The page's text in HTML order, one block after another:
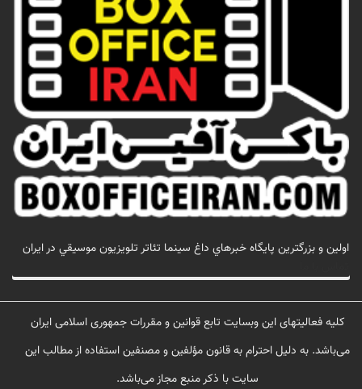
اولين و بزرگترين پايگاه خبرهاي داغ سينما تئاتر تلويزيون موسيقي در ايران
کلیه فعالیتهای این وبسایت تابع قوانین و مقررات جمهوری اسلامی ایران
می‌باشد. به دلیل احترام به قانون مؤلفین و مصنفین استفاده از مطالب این
سایت با ذکر منبع مجاز می‌باشد.